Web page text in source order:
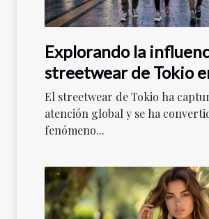
Explorando la
streetwear de Tokio
moda global
El streetwear de Tokio ha
atención global y se ha
fenómeno...